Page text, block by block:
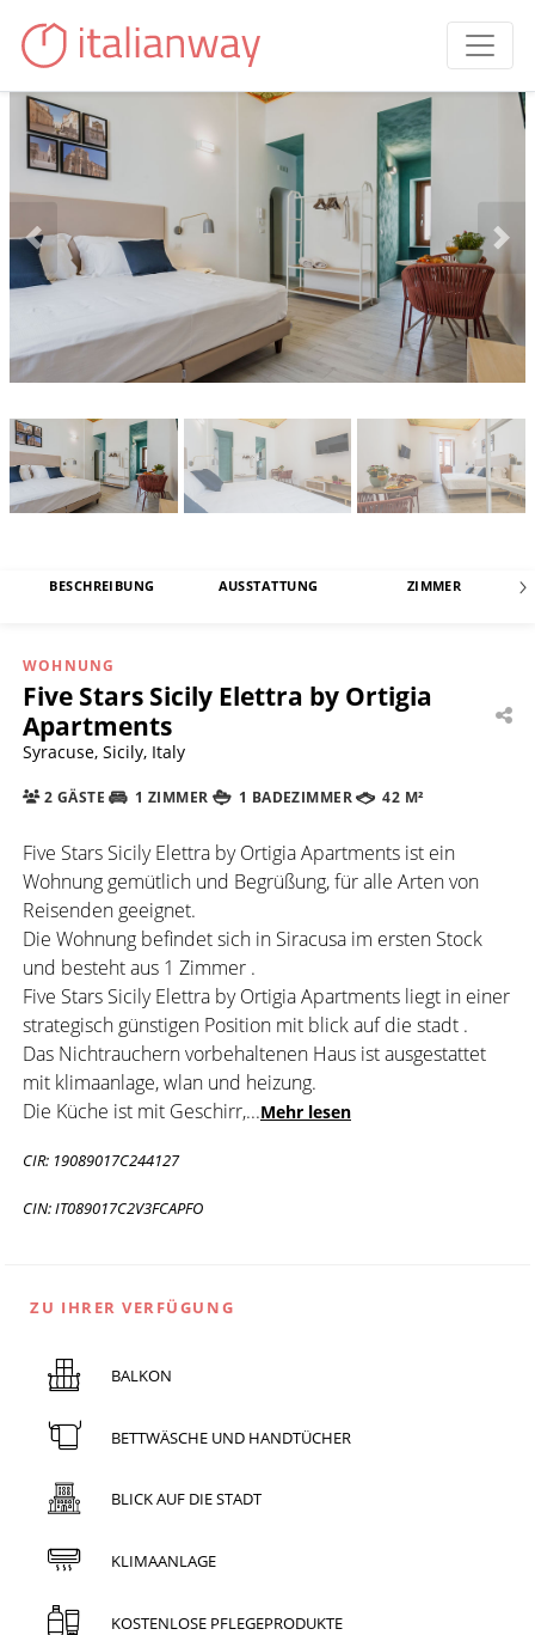
BESCHREIBUNG AUSSTATTUNG ZIMMER
WOHNUNG
Five Stars Sicily Elettra by Ortigia
Apartments
Syracuse, Sicily, Italy
2 GÄSTE 1 ZIMMER 1 BADEZIMMER 42 M²
Five Stars Sicily Elettra by Ortigia Apartments ist ein
Wohnung gemütlich und Begrüßung, für alle Arten von
Reisenden geeignet.
Die Wohnung befindet sich in Siracusa im ersten Stock
und besteht aus 1 Zimmer .
Five Stars Sicily Elettra by Ortigia Apartments liegt in einer
strategisch günstigen Position mit blick auf die stadt .
Das Nichtrauchern vorbehaltenen Haus ist ausgestattet
mit klimaanlage, wlan und heizung.
Die Küche ist mit Geschirr,...Mehr lesen
CIR: 19089017C244127
CIN: IT089017C2V3FCAPFO
ZU IHRER VERFÜGUNG
BALKON
BETTWÄSCHE UND HANDTÜCHER
BLICK AUF DIE STADT
KLIMAANLAGE
KOSTENLOSE PFLEGEPRODUKTE